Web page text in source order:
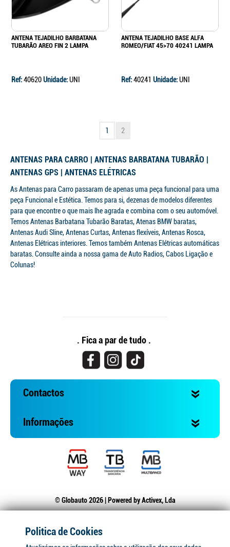
ANTENA TEJADILHO BARBATANA
TUBARÃO AREO FIN 2 LAMPA
Ref:40620Unidade:UNI
ANTENA TEJADILHO BASE ALFA
ROMEO/FIAT 45>70 40241 LAMPA
Ref:40241 Unidade:UNI
1 2
ANTENAS PARA CARRO | ANTENAS BARBATANA TUBARÃO |
ANTENAS GPS | ANTENAS ELÉTRICAS
As Antenas para Carro passaram de apenas uma peça funcional para uma
peça Funcional e Estética. Temos para si, dezenas de modelos diferentes
para que encontre o que mais lhe agrada e combina com o seu automóvel.
Temos Antenas Barbatana Tubarão Baratas, Atenas BMW baratas,
Antenas Audi Sline, Antenas Curtas, Antenas flexíveis, Antenas Rosca,
Antenas Elétricas interiores. Temos também Antenas Elétricas automáticas
baratas. Consulte ainda a nossa gama de Auto Radios, Cabos Ligação e
Colunas!
. Fica a par de tudo .
Contactos
Informações
© Globauto 2026 | Powered byActivex, Lda
Politica de Cookies